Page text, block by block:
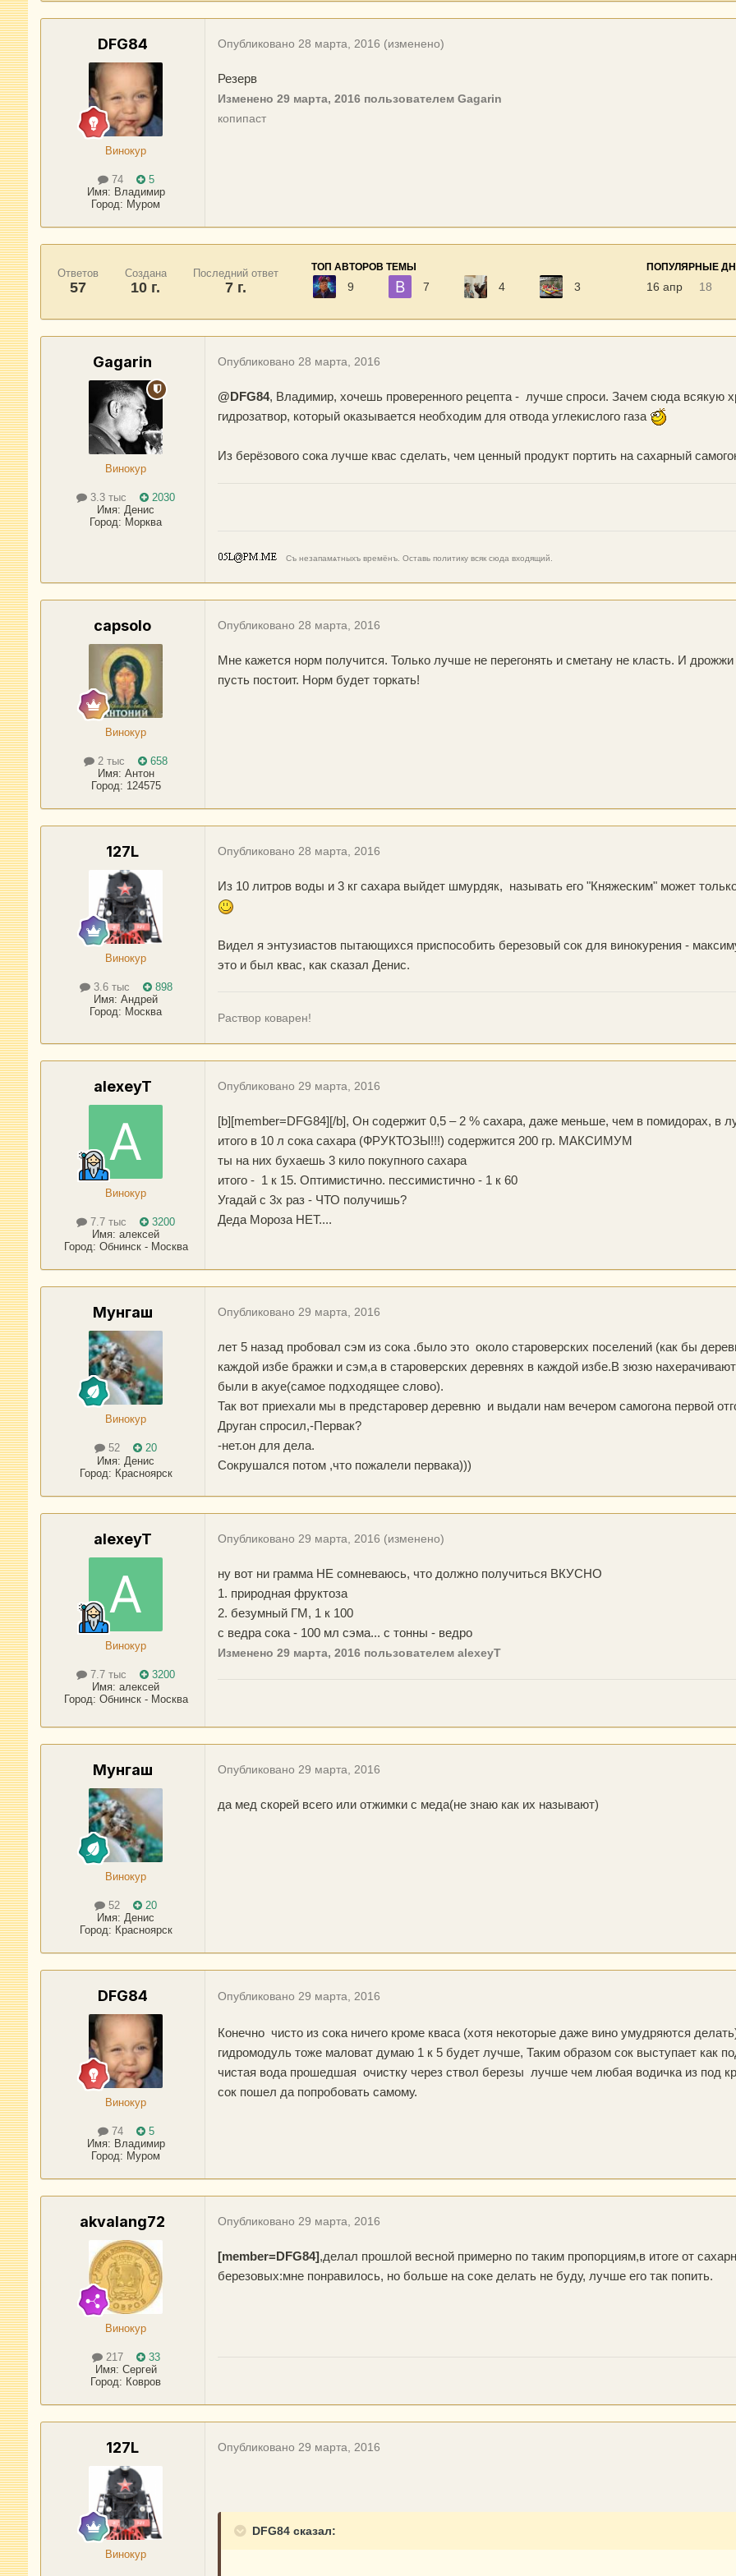
DFG84
Винокур
74
5
Имя: Владимир
Город: Муром
Опубликовано 28 марта, 2016 (изменено)
Резерв
Изменено 29 марта, 2016пользователем Gagarin
копипаст
Ответов
57
Создана
10 г.
Последний ответ
7 г.
ТОП АВТОРОВ ТЕМЫ
9 7 4 3
ПОПУЛЯРНЫЕ
16 апр 18
Gagarin
Винокур
3.3 тыс
2030
Имя:Денис
Город: Морква
Опубликовано 28 марта, 2016
@DFG84, Владимир, хочешь проверенного рецепта - лучше спроси. Зачем сюда всякую
гидрозатвор, который оказывается необходим для отвода углекислого газа
Из берёзового сока лучше квас сделать, чем ценный продукт портить на сахарный
Съ незапамѧтныхъ времёнъ. Оставь политику всяк сюда входящий.
capsolo
Винокур
2 тыс
658
Имя: Антон
Город: 124575
Опубликовано 28 марта, 2016
Мне кажется норм получится. Только лучше не перегонять и сметану не класть. И
пусть постоит. Норм будет торкать!
127L
Винокур
3.6 тыс
898
Имя:Андрей
Город: Москва
Опубликовано 28 марта, 2016
Из 10 литров воды и 3 кг сахара выйдет шмурдяк, называть его "Княжеским" может
Видел я энтузиастов пытающихся приспособить березовый сок для винокурения -
это и был квас, как сказал Денис.
Раствор коварен!
alexeyT
Винокур
7.7 тыс
3200
Имя:алексей
Город: Обнинск - Москва
Опубликовано 29 марта, 2016
[b][member=DFG84][/b], Он содержит 0,5 – 2 % сахара, даже меньше, чем в помидорах, в
итого в 10 л сока сахара (ФРУКТОЗЫ!!!) содержится 200 гр. МАКСИМУМ
ты на них бухаешь 3 кило покупного сахара
итого - 1 к 15. Оптимистично. пессимистично - 1 к 60
Угадай с 3х раз - ЧТО получишь?
Деда Мороза НЕТ....
Мунгаш
Винокур
52
20
Имя: Денис
Город: Красноярск
Опубликовано 29 марта, 2016
лет 5 назад пробовал сэм из сока .было это около староверских поселений (как бы
каждой избе бражки и сэм,а в староверских деревнях в каждой избе.В зюзю
были в акуе(самое подходящее слово).
Так вот приехали мы в предстаровер деревню и выдали нам вечером самогона первой
Друган спросил,-Первак?
-нет.он для дела.
Сокрушался потом ,что пожалели первака)))
alexeyT
Винокур
7.7 тыс
3200
Имя:алексей
Город: Обнинск - Москва
Опубликовано 29 марта, 2016 (изменено)
ну вот ни грамма НЕ сомневаюсь, что должно получиться ВКУСНО
1. природная фруктоза
2. безумный ГМ, 1 к 100
с ведра сока - 100 мл сэма... с тонны - ведро
Изменено 29 марта, 2016пользователем alexeyT
Мунгаш
Винокур
52
20
Имя: Денис
Город: Красноярск
Опубликовано 29 марта, 2016
да мед скорей всего или отжимки с меда(не знаю как их называют)
DFG84
Винокур
74
5
Имя: Владимир
Город: Муром
Опубликовано 29 марта, 2016
Конечно чисто из сока ничего кроме кваса (хотя некоторые даже вино умудряются
гидромодуль тоже маловат думаю 1 к 5 будет лучше, Таким образом сок выступает как
чистая вода прошедшая очистку через ствол березы лучше чем любая водичка из под
сок пошел да попробовать самому.
akvalang72
Винокур
217
33
Имя: Сергей
Город: Ковров
Опубликовано 29 марта, 2016
[member=DFG84],делал прошлой весной примерно по таким пропорциям,в итоге от
березовых:мне понравилось, но больше на соке делать не буду, лучше его так попить.
127L
Винокур
Опубликовано 29 марта, 2016
DFG84 сказал: